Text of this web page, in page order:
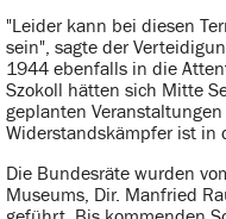
"Leider kann bei diesen
sein", sagte der
1944 ebenfalls in die
Szokoll hätten sich Mitte
geplanten
Widerstandskämpfer ist in
Die Bundesräte wurden
Museums, Dir. Manfried